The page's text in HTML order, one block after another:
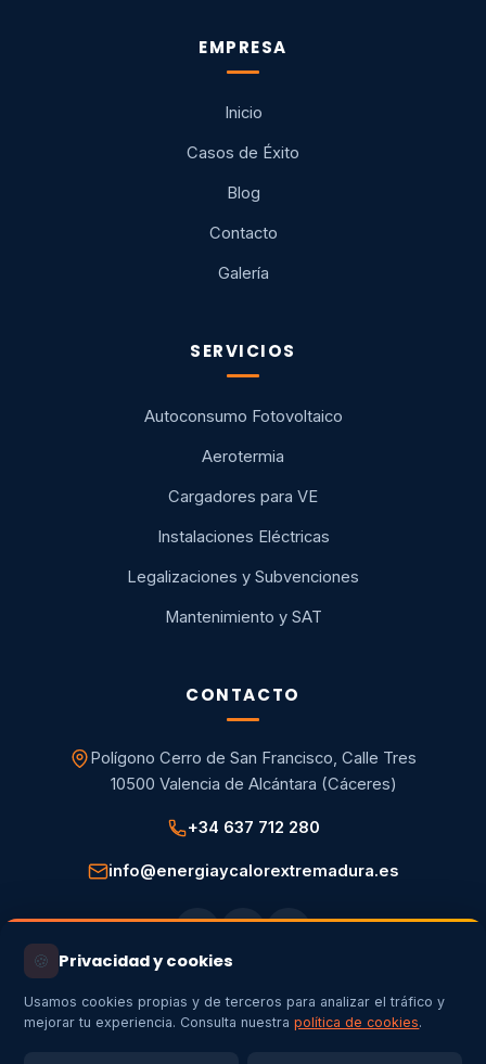
EMPRESA
Inicio
Casos de Éxito
Blog
Contacto
Galería
SERVICIOS
Autoconsumo Fotovoltaico
Aerotermia
Cargadores para VE
Instalaciones Eléctricas
Legalizaciones y Subvenciones
Mantenimiento y SAT
CONTACTO
Polígono Cerro de San Francisco, Calle Tres
10500 Valencia de Alcántara (Cáceres)
+34 637 712 280
info@energiaycalorextremadura.es
Aviso legalPolítica de privacidad Política de cookies
🍪 Privacidad y cookies
Usamos cookies propias y de terceros para analizar el tráfico y
mejorar tu experiencia. Consulta nuestrapolítica de cookies.